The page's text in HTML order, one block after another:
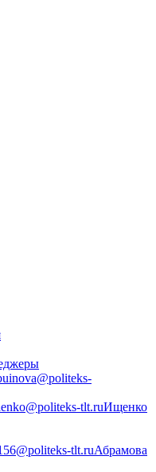
tlt.ruИщенко
tlt.ruАбрамова